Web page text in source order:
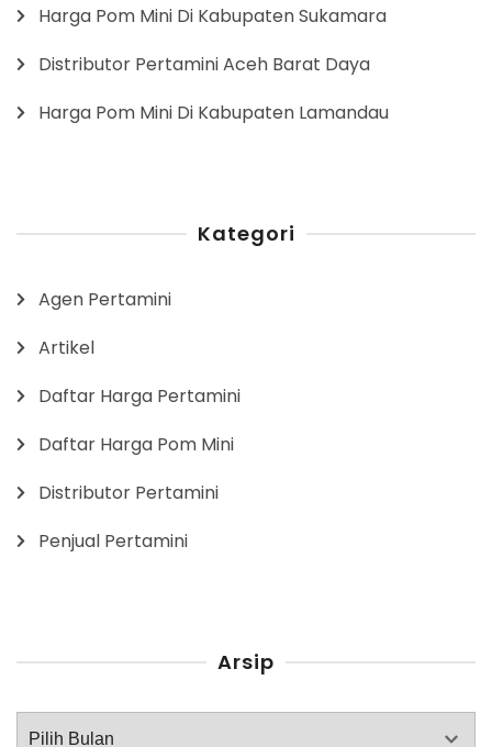
Harga Pom Mini Di Kabupaten Sukamara
Distributor Pertamini Aceh Barat Daya
Harga Pom Mini Di Kabupaten Lamandau
Kategori
Agen Pertamini
Artikel
Daftar Harga Pertamini
Daftar Harga Pom Mini
Distributor Pertamini
Penjual Pertamini
Arsip
Arsip